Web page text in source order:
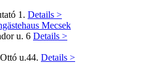
1. Details >
Mecsek
u. 6 Details >
u.44. Details >